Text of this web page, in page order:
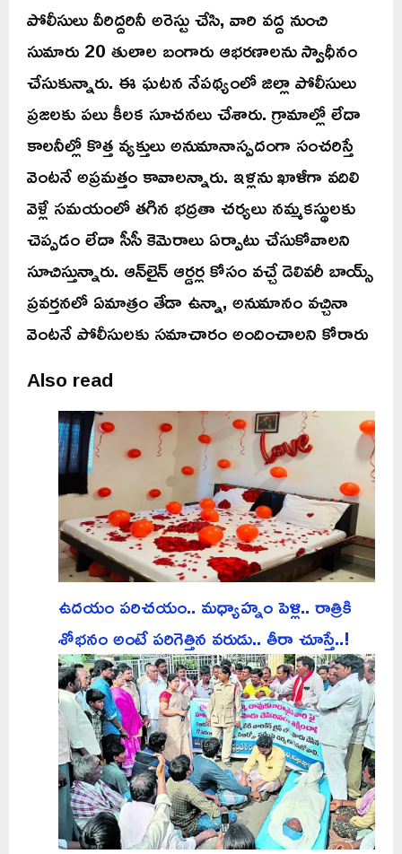
పోలీసులు వీరిద్దరినీ అరెస్టు చేసి, వారి వద్ద నుంచి
సుమారు 20 తులాల బంగారు ఆభరణాలను స్వాధీనం
చేసుకున్నారు. ఈ ఘటన నేపథ్యంలో జిల్లా పోలీసులు
ప్రజలకు పలు కీలక సూచనలు చేశారు. గ్రామాల్లో లేదా
కాలనీల్లో కొత్త వ్యక్తులు అనుమానాస్పదంగా సంచరిస్తే
వెంటనే అప్రమత్తం కావాలన్నారు. ఇళ్లను ఖాళీగా వదిలి
వెళ్లే సమయంలో తగిన భద్రతా చర్యలు నమ్మకస్థులకు
చెప్పడం లేదా సీసీ కెమెరాలు ఏర్పాటు చేసుకోవాలని
సూచిస్తున్నారు. ఆన్‌లైన్ ఆర్డర్ల కోసం వచ్చే డెలివరీ బాయ్స్
ప్రవర్తనలో ఏమాత్రం తేడా ఉన్నా, అనుమానం వచ్చినా
వెంటనే పోలీసులకు సమాచారం అందించాలని కోరారు
Also read
ఉదయం పరిచయం.. మధ్యాహ్నం పెళ్లి.. రాత్రికి
శోభనం అంటే పరిగెత్తిన వరుడు.. తీరా చూస్తే..!